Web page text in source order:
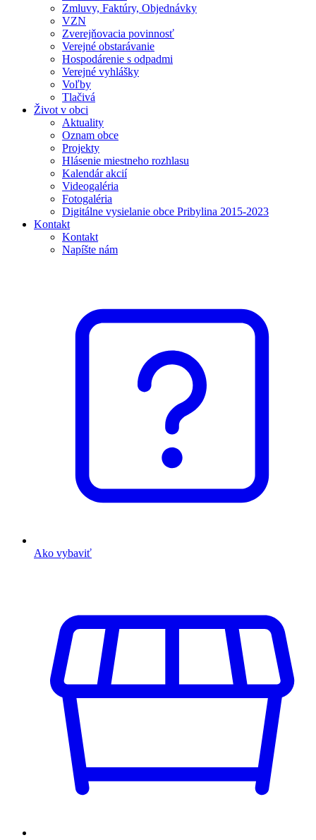
Zmluvy, Faktúry, Objednávky
VZN
Zverejňovacia povinnosť
Verejné obstarávanie
Hospodárenie s odpadmi
Verejné vyhlášky
Voľby
Tlačivá
Život v obci
Aktuality
Oznam obce
Projekty
Hlásenie miestneho rozhlasu
Kalendár akcií
Videogaléria
Fotogaléria
Digitálne vysielanie obce Pribylina 2015-2023
Kontakt
Kontakt
Napíšte nám
Ako vybaviť